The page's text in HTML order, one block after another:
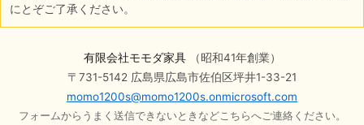
にとぞご了承ください。
有限会社モモダ家具（昭和41年創業）
〒731-5142 広島県広島市佐伯区坪井1-33-21
momo1200s@momo1200s.onmicrosoft.com
フォームからうまく送信できないときなどこちらへご連絡ください。